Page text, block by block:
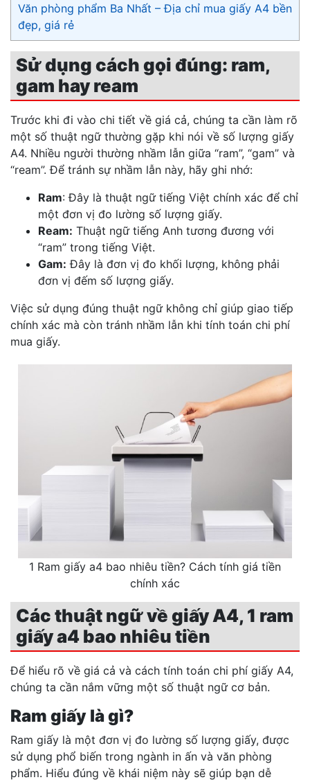
Văn phòng phẩm Ba Nhất – Địa chỉ mua giấy A4 bền
đẹp, giá rẻ
Sử dụng cách gọi đúng: ram,
gam hay ream
Trước khi đi vào chi tiết về giá cả, chúng ta cần làm rõ
một số thuật ngữ thường gặp khi nói về số lượng giấy
A4. Nhiều người thường nhầm lẫn giữa “ram”, “gam” và
“ream”. Để tránh sự nhầm lẫn này, hãy ghi nhớ:
Ram: Đây là thuật ngữ tiếng Việt chính xác để chỉ
một đơn vị đo lường số lượng giấy.
Ream: Thuật ngữ tiếng Anh tương đương với
“ram” trong tiếng Việt.
Gam: Đây là đơn vị đo khối lượng, không phải
đơn vị đếm số lượng giấy.
Việc sử dụng đúng thuật ngữ không chỉ giúp giao tiếp
chính xác mà còn tránh nhầm lẫn khi tính toán chi phí
mua giấy.
1 Ram giấy a4 bao nhiêu tiền? Cách tính giá tiền
chính xác
Các thuật ngữ về giấy A4, 1 ram
giấy a4 bao nhiêu tiền
Để hiểu rõ về giá cả và cách tính toán chi phí giấy A4,
chúng ta cần nắm vững một số thuật ngữ cơ bản.
Ram giấy là gì?
Ram giấy là một đơn vị đo lường số lượng giấy, được
sử dụng phổ biến trong ngành in ấn và văn phòng
phẩm. Hiểu đúng về khái niệm này sẽ giúp bạn dễ